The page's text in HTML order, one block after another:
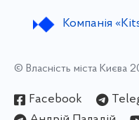
Компанія
© Власність міста Києва
Facebook